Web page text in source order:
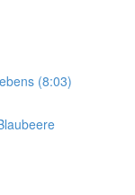
(8:03)